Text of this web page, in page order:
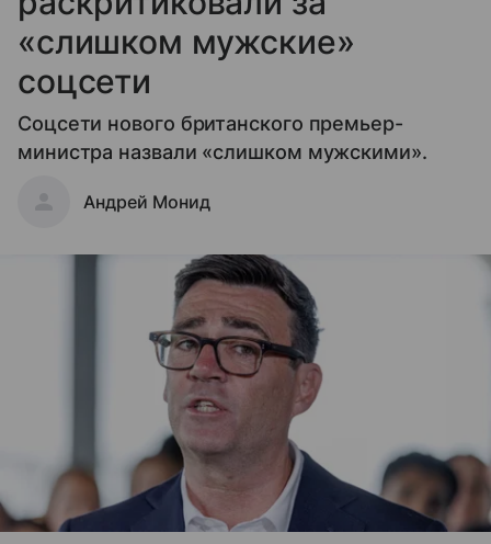
«слишком мужские»
соцсети
Соцсети нового британского премьер-
министра назвали «слишком мужскими».
Андрей Монид